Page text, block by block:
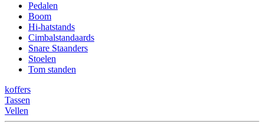
Pedalen
Boom
Hi-hatstands
Cimbalstandaards
Snare Staanders
Stoelen
Tom standen
koffers
Tassen
Vellen